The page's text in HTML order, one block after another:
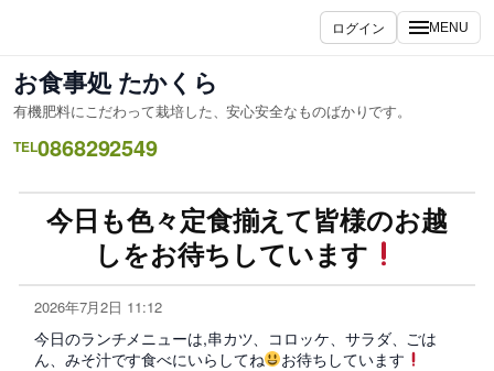
ログイン MENU
お食事処 たかくら
有機肥料にこだわって栽培した、安心安全なものばかりです。
TEL0868292549
今日も色々定食揃えて皆様のお越
しをお待ちしています
2026年7月2日 11:12
今日のランチメニューは,串カツ、コロッケ、サラダ、ごは
ん、みそ汁です食べにいらしてね
お待ちしています